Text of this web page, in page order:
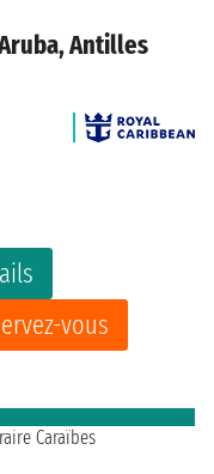
Antilles
vous